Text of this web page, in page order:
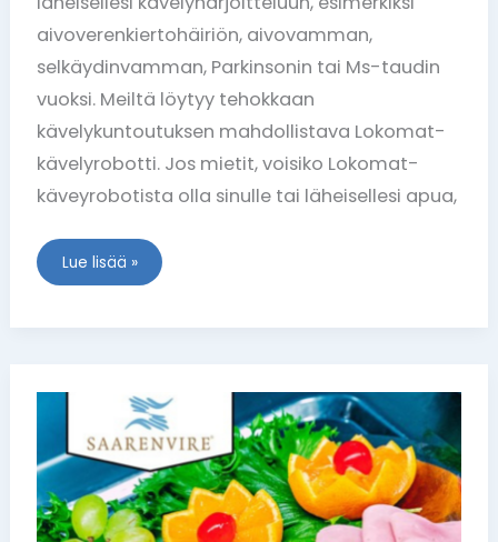
aivoverenkiertohäiriön, aivovamman,
selkäydinvamman, Parkinsonin tai Ms-taudin
vuoksi. Meiltä löytyy tehokkaan
kävelykuntoutuksen mahdollistava Lokomat-
kävelyrobotti. Jos mietit, voisiko Lokomat-
käveyrobotista olla sinulle tai läheisellesi apua,
Lue lisää »
Saarenvireen